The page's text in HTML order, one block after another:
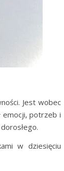
Jest wobec
emocji, potrzeb i
w dziesięciu